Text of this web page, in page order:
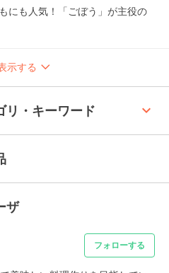
にも人気！「ごぼう」が主役の
示する
リ・キーワード keyboard_arrow_up
ザ
フォローする